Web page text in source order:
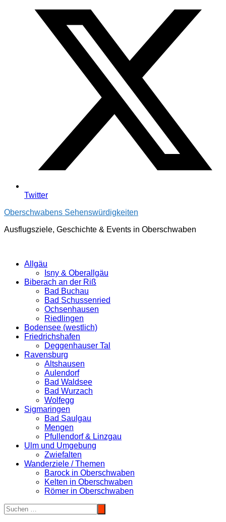
Twitter
Oberschwabens Sehenswürdigkeiten
Ausflugsziele, Geschichte & Events in Oberschwaben
Allgäu
Isny & Oberallgäu
Biberach an der Riß
Bad Buchau
Bad Schussenried
Ochsenhausen
Riedlingen
Bodensee (westlich)
Friedrichshafen
Deggenhauser Tal
Ravensburg
Altshausen
Aulendorf
Bad Waldsee
Bad Wurzach
Wolfegg
Sigmaringen
Bad Saulgau
Mengen
Pfullendorf & Linzgau
Ulm und Umgebung
Zwiefalten
Wanderziele / Themen
Barock in Oberschwaben
Kelten in Oberschwaben
Römer in Oberschwaben